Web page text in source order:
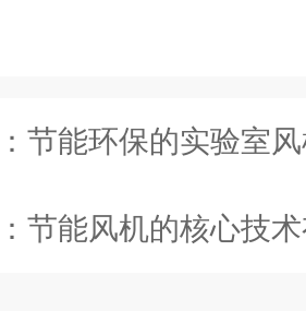
节能环保的实验室
节能风机的核心技